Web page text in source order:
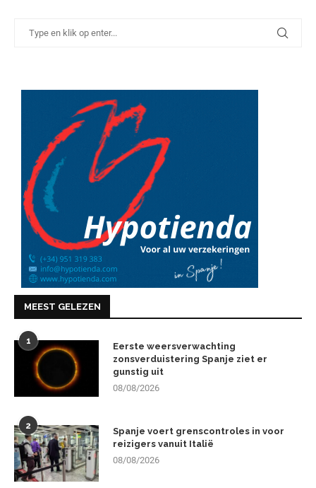
MEEST GELEZEN
1
Eerste weersverwachting
zonsverduistering Spanje ziet er
gunstig uit
08/08/2026
2
Spanje voert grenscontroles in voor
reizigers vanuit Italië
08/08/2026